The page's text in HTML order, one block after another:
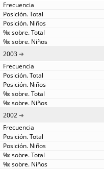
2003
2002